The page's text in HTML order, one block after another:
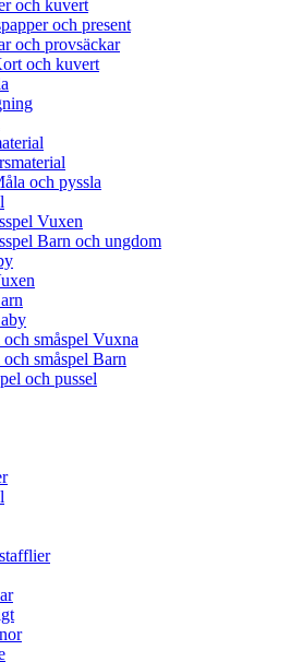
och kuvert
och present
och provsäckar
och kuvert
och pyssla
Vuxen
Barn och ungdom
småspel Vuxna
småspel Barn
och pussel